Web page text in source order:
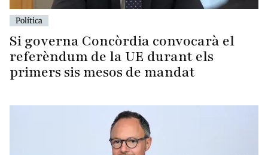
Política
Si governa Concòrdia convocarà el
referèndum de la UE durant els
primers sis mesos de mandat